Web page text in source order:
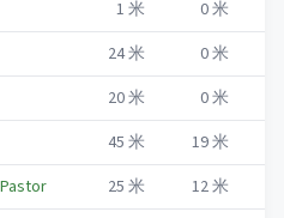
1 米 0米
24米 0米
20米 0米
45 米 19米
25 米 12米